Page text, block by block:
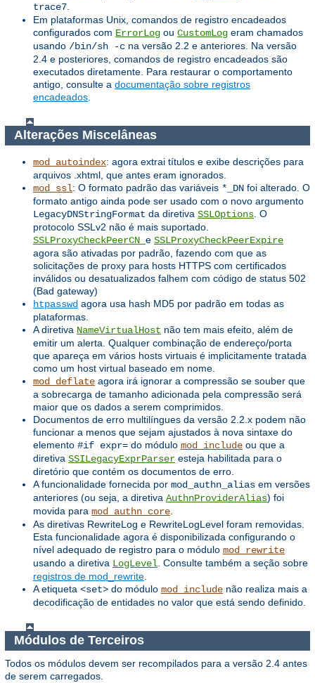
trace7
Em plataformas Unix, comandos de registro encadeados
configurados com ErrorLog ou CustomLog eram chamados
usando /bin/sh -c na versão 2.2 e anteriores. Na versão
2.4 e posteriores, comandos de registro encadeados são
executados diretamente. Para restaurar o comportamento
antigo, consulte a documentação sobre registros
encadeados
Alterações Miscelâneas
mod_autoindex: agora extrai títulos e exibe descrições para
arquivos .xhtml, que antes eram ignorados.
mod_ssl: O formato padrão das variáveis ​​ *_DN foi alterado. O
formato antigo ainda pode ser usado com o novo argumento
LegacyDNStringFormat da diretiva SSLOptions . O
protocolo SSLv2 não é mais suportado.
SSLProxyCheckPeerCN e SSLProxyCheckPeerExpire
agora são ativadas por padrão, fazendo com que as
solicitações de proxy para hosts HTTPS com certificados
inválidos ou desatualizados falhem com código de status 502
(Bad gateway)
htpasswd agora usa hash MD5 por padrão em todas as
plataformas.
A diretiva NameVirtualHost não tem mais efeito, além de
emitir um alerta. Qualquer combinação de endereço/porta
que apareça em vários hosts virtuais é implicitamente tratada
como um host virtual baseado em nome.
mod_deflate agora irá ignorar a compressão se souber que
a sobrecarga de tamanho adicionada pela compressão será
maior que os dados a serem comprimidos.
Documentos de erro multilíngues da versão 2.2.x podem não
funcionar a menos que sejam ajustados à nova sintaxe do
elemento #if expr= do módulo mod_include ou que a
diretiva SSILegacyExprParser esteja habilitada para o
diretório que contém os documentos de erro.
A funcionalidade fornecida por mod_authn_alias em versões
anteriores (ou seja, a diretiva AuthnProviderAlias) foi
movida para mod_authn_core
As diretivas RewriteLog e RewriteLogLevel foram removidas.
Esta funcionalidade agora é disponibilizada configurando o
nível adequado de registro para o módulo mod_rewrite
usando a diretiva LogLevel . Consulte também a seção sobre
registros de mod_rewrite
A etiqueta <set> do módulo mod_include não realiza mais a
decodificação de entidades no valor que está sendo definido.
Módulos de Terceiros
Todos os módulos devem ser recompilados para a versão 2.4 antes
de serem carregados.